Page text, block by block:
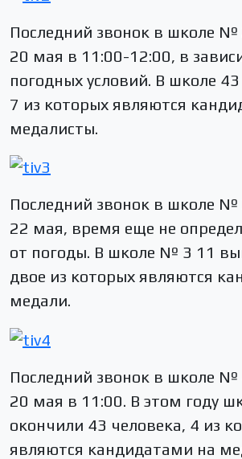
Последний звонок в школе №
20 мая в 11:00-12:00, в
погодных условий. В школе
7 из которых являются
медалисты.
Последний звонок в школе №
22 мая, время еще не
от погоды. В школе № 3 11
двое из которых являются
медали.
Последний звонок в школе №
20 мая в 11:00. В этом году
окончили 43 человека, 4 из
являются кандидатами на